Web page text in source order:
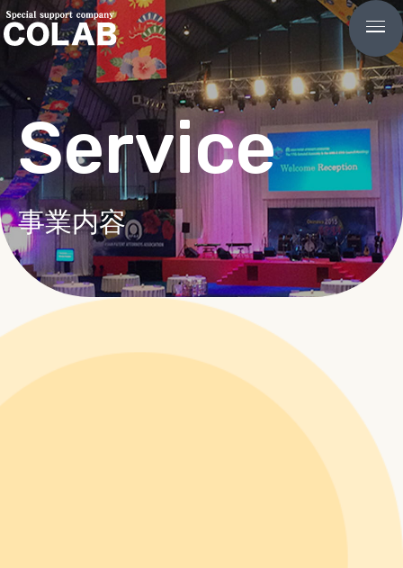
Service
事業内容